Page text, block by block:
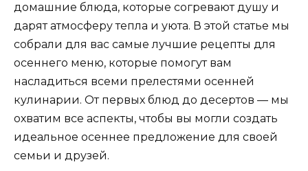
домашние блюда, которые согревают душу и
дарят атмосферу тепла и уюта. В этой статье мы
собрали для вас самые лучшие рецепты для
осеннего меню, которые помогут вам
насладиться всеми прелестями осенней
кулинарии. От первых блюд до десертов — мы
охватим все аспекты, чтобы вы могли создать
идеальное осеннее предложение для своей
семьи и друзей.